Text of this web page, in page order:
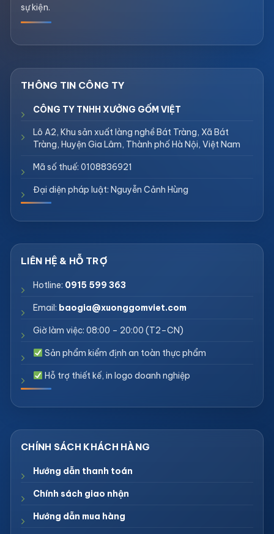
sự kiện.
CÔNG TY TNHH XƯỞNG GỐM VIỆT
Lô A2, Khu sản xuất làng nghề Bát Tràng, Xã Bát
Tràng, Huyện Gia Lâm, Thành phố Hà Nội, Việt Nam
Mã số thuế: 0108836921
Đại diện pháp luật: Nguyễn Cảnh Hùng
Hotline: 0915 599 363
Email: baogia@xuonggomviet.com
Giờ làm việc: 08:00 – 20:00 (T2–CN)
Sản phẩm kiểm định an toàn thực phẩm
Hỗ trợ thiết kế, in logo doanh nghiệp
Hướng dẫn thanh toán
Chính sách giao nhận
Hướng dẫn mua hàng